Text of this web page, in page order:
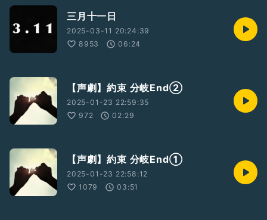
三月十一日
2025-03-11 20:24:39
8953
06:24
【声劇】約束 分岐End②
2025-01-23 22:59:35
972
02:29
【声劇】約束 分岐End①
2025-01-23 22:58:12
1079
03:51